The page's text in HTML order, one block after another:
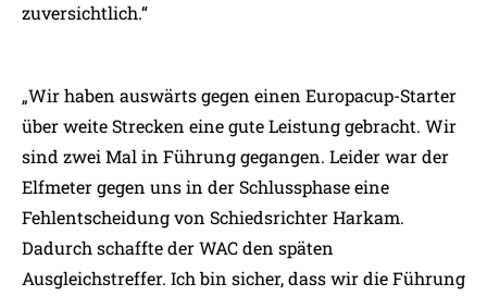
zuversichtlich.“
„Wir haben auswärts gegen einen Europacup-Starter
über weite Strecken eine gute Leistung gebracht. Wir
sind zwei Mal in Führung gegangen. Leider war der
Elfmeter gegen uns in der Schlussphase eine
Fehlentscheidung von Schiedsrichter Harkam.
Dadurch schaffte der WAC den späten
Ausgleichstreffer. Ich bin sicher, dass wir die Führung